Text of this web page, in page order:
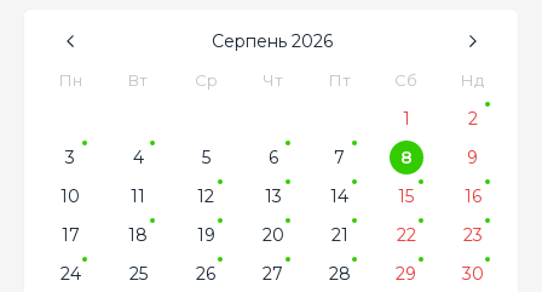
Серпень 2026
Пн Вт Ср Чт Пт Сб Нд
1
2
3
4 5 6 7 8
9
10
11 12 13 14 15
16
17
18 19 20 21 22
23
24
25 26 27 28 29
30